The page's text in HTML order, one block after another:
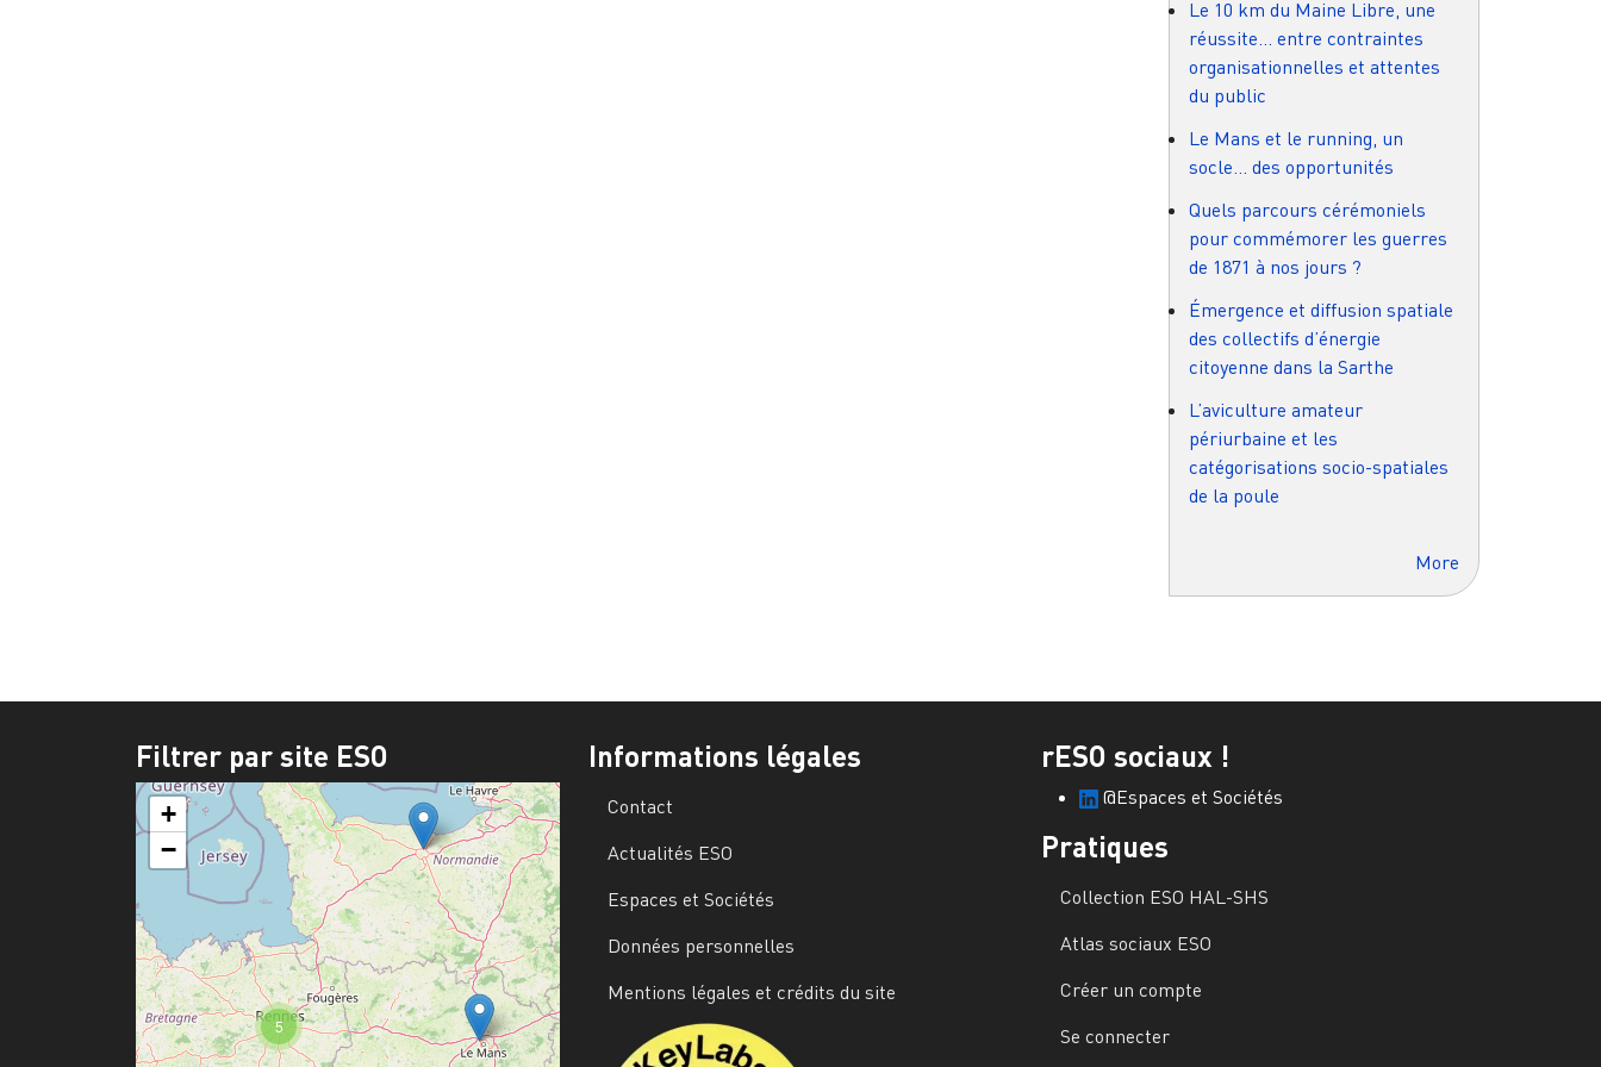
Le 10 km du Maine Libre, une
réussite… entre contraintes
organisationnelles et attentes
du public
Le Mans et le running, un
socle… des opportunités
Quels parcours cérémoniels
pour commémorer les guerres
de 1871 à nos jours ?
Émergence et diffusion spatiale
des collectifs d’énergie
citoyenne dans la Sarthe
L’aviculture amateur
périurbaine et les
catégorisations socio-spatiales
de la poule
More
Filtrer par site ESO
5
+
−
Informations légales
Contact
Actualités ESO
Espaces et Sociétés
Données personnelles
Mentions légales et crédits du site
rESO sociaux !
@Espaces et Sociétés
Pratiques
Collection ESO HAL-SHS
Atlas sociaux ESO
Créer un compte
Se connecter